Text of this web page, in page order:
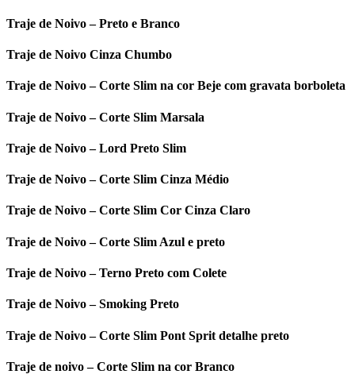
Traje de Noivo – Preto e Branco
Traje de Noivo Cinza Chumbo
Traje de Noivo – Corte Slim na cor Beje com gravata borboleta
Traje de Noivo – Corte Slim Marsala
Traje de Noivo – Lord Preto Slim
Traje de Noivo – Corte Slim Cinza Médio
Traje de Noivo – Corte Slim Cor Cinza Claro
Traje de Noivo – Corte Slim Azul e preto
Traje de Noivo – Terno Preto com Colete
Traje de Noivo – Smoking Preto
Traje de Noivo – Corte Slim Pont Sprit detalhe preto
Traje de noivo – Corte Slim na cor Branco